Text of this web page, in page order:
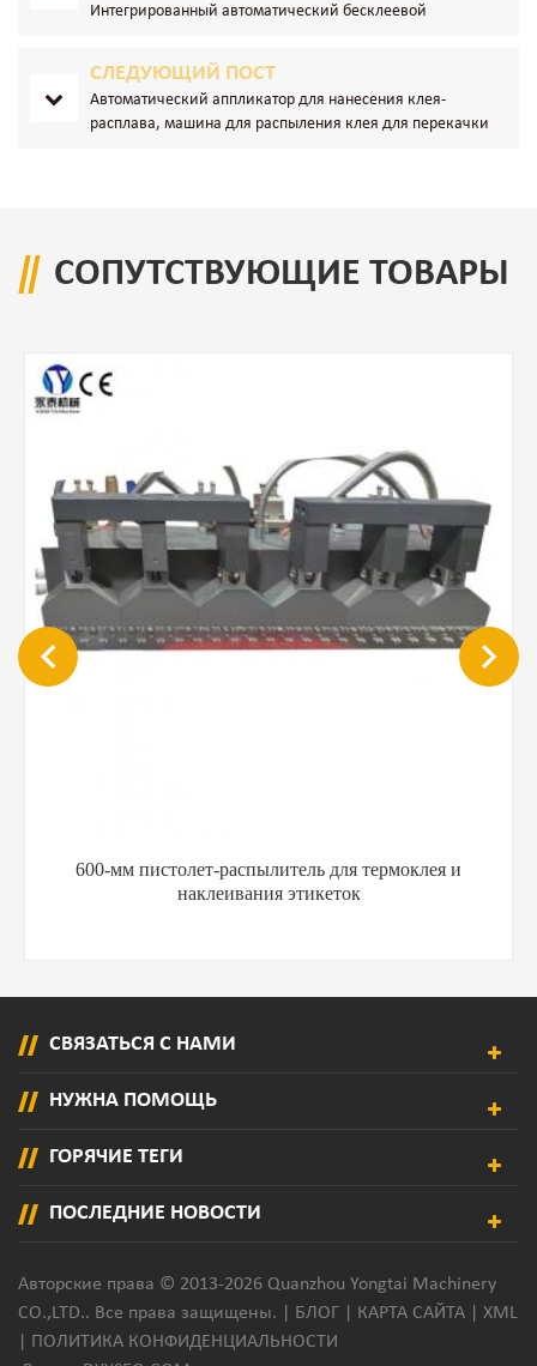
Интегрированный автоматический бесклеевой
СЛЕДУЮЩИЙ ПОСТ
Автоматический аппликатор для нанесения клея-
расплава, машина для распыления клея для перекачки
СОПУТСТВУЮЩИЕ ТОВАРЫ
600-мм пистолет-распылитель для термоклея и
наклеивания этикеток
СВЯЗАТЬСЯ С НАМИ
НУЖНА ПОМОЩЬ
ГОРЯЧИЕ ТЕГИ
ПОСЛЕДНИЕ НОВОСТИ
Авторские права © 2013-2026 Quanzhou Yongtai Machinery
CO.,LTD.. Все права защищены. | БЛОГ КАРТА САЙТА
XML
ПОЛИТИКА КОНФИДЕНЦИАЛЬНОСТИ